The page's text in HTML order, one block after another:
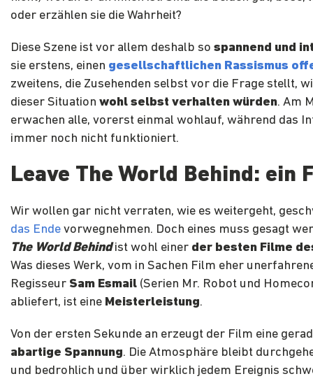
oder erzählen sie die Wahrheit?
Diese Szene ist vor allem deshalb so spannend und
sie erstens, einen gesellschaftlichen Rassismus
zweitens, die Zusehenden selbst vor die Frage stellt,
dieser Situation wohl selbst verhalten würden. Am
erwachen alle, vorerst einmal wohlauf, während das
immer noch nicht funktioniert.
Leave The World Behind: ein
Wir wollen gar nicht verraten, wie es weitergeht,
das Ende vorwegnehmen. Doch eines muss gesagt
The World Behindist wohl einer der besten Filme
Was dieses Werk, vom in Sachen Film eher
Regisseur Sam Esmail (Serien Mr. Robot und
abliefert, ist eine Meisterleistung.
Von der ersten Sekunde an erzeugt der Film eine
abartige Spannung. Die Atmosphäre bleibt
und bedrohlich und über wirklich jedem Ereignis